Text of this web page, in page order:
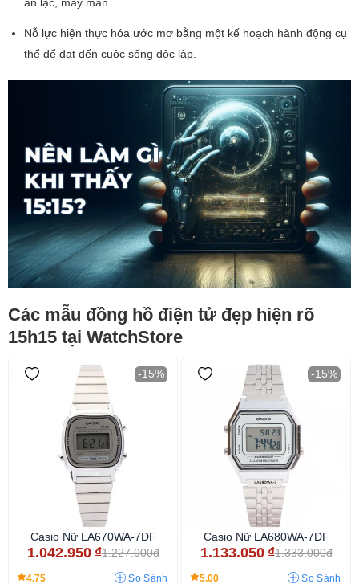
an lạc, may mắn.
Nỗ lực hiện thực hóa ước mơ bằng một kế hoạch hành động cụ
thể để đạt đến cuộc sống độc lập.
Các mẫu đồng hồ điện tử đẹp hiện rõ
15h15 tại WatchStore
-15%
Casio Nữ LA670WA-7DF
1.042.950 ₫1.227.000đ
4.75 So Sánh
-15%
Casio Nữ LA680WA-7DF
1.133.050 ₫1.333.000đ
5.00 So Sánh